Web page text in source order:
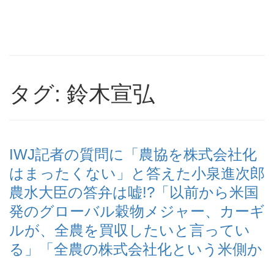
タグ: 鈴木宣弘
IWJ記者の質問に「農協を株式会社化
はまったくない」と答えた小泉進次郎
農水大臣の答弁は嘘!?「以前から米国
発のグローバル穀物メジャー、カーギ
ルが、全農を買収したいと言ってい
る」「全農の株式会社化という米側か